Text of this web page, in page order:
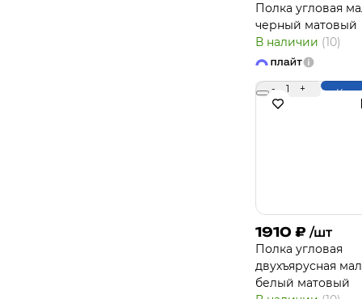
Полка угловая
черный матовый
В наличии (10)
- 1 +
1910 ₽ /шт
Полка угловая
двухъярусная
белый матовый